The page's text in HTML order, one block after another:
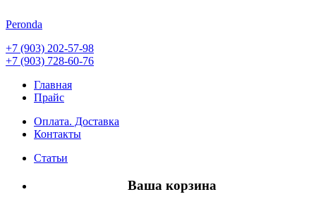
Peronda
+7 (903) 202-57-98
+7 (903) 728-60-76
Главная
Прайс
Оплата. Доставка
Контакты
Статьи
Ваша корзина